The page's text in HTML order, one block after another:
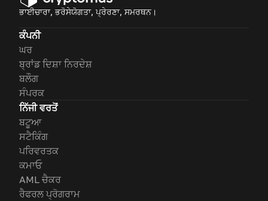
ਭਾਈਚਾਰਾ, ਭਰੋਸੇਯੋਗਤਾ, ਪ੍ਰੇਰਣਾ, ਸਮਰਥਨ।
ਕੰਪਨੀ
ਘਰ
ਬ੍ਰਾਂਡ ਦਿਸ਼ਾ ਨਿਰਦੇਸ਼
ਬਲੌਗ
ਸੰਪਰਕ
ਨਿੱਜੀ ਵਰਤੋਂ
ਬਟੂਆ
ਸਟੈਕਿੰਗ
ਪਰਿਵਰਤਕ
ਕਮਾਓ
AML ਚੈਕਰ
ਰੈਫਰਲ ਪ੍ਰੋਗਰਾਮ